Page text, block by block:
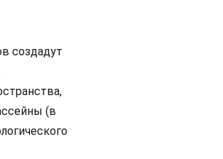
создадут
(в